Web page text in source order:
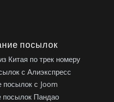
посылок
Китая по трек номеру
с Алиэкспресс
посылок с Joom
посылок Пандао